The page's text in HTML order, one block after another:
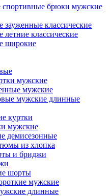
брюки мужские
классические
классические
широкие
мужские
мужские
мужские длинные
куртки
мужские
демисезонные
из хлопка
и бриджи
шорты
мужские
длинные